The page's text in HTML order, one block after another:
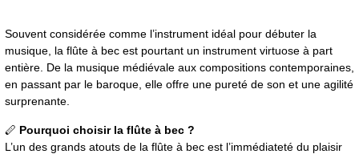
Souvent considérée comme l’instrument idéal pour débuter la
musique, la flûte à bec est pourtant un instrument virtuose à part
entière. De la musique médiévale aux compositions contemporaines,
en passant par le baroque, elle offre une pureté de son et une agilité
surprenante.
🪈 Pourquoi choisir la flûte à bec ?
L’un des grands atouts de la flûte à bec est l’immédiateté du plaisir